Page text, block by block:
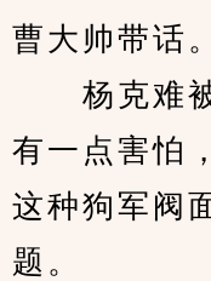
曹大帅带话
杨克难被
有一点害怕
这种狗军阀
题。